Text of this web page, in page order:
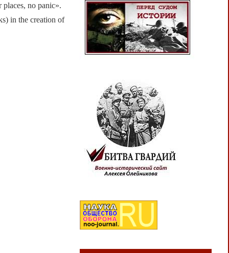
no panic».
in the creation of